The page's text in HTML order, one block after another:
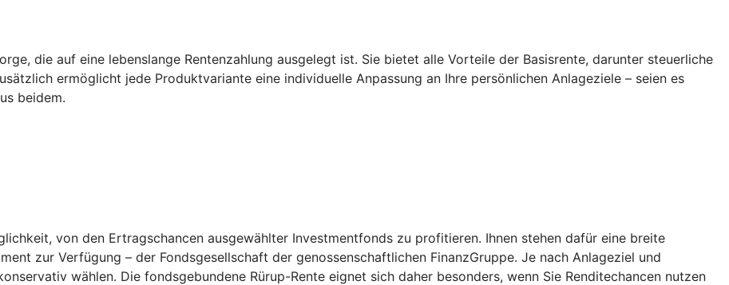
die auf eine lebenslange Rentenzahlung ausgelegt ist. Sie bietet alle Vorteile der Basisrente, darunter steuerliche
ermöglicht jede Produktvariante eine individuelle Anpassung an Ihre persönlichen Anlageziele – seien es
beidem.
von den Ertragschancen ausgewählter Investmentfonds zu profitieren. Ihnen stehen dafür eine breite
zur Verfügung – der Fondsgesellschaft der genossenschaftlichen FinanzGruppe. Je nach Anlageziel und
wählen. Die fondsgebundene Rürup-Rente eignet sich daher besonders, wenn Sie Renditechancen nutzen